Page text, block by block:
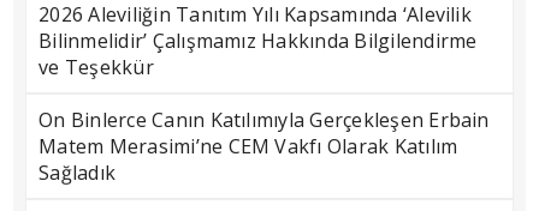
2026 Aleviliğin Tanıtım Yılı Kapsamında ‘Alevilik
Bilinmelidir’ Çalışmamız Hakkında Bilgilendirme
ve Teşekkür
On Binlerce Canın Katılımıyla Gerçekleşen Erbain
Matem Merasimi’ne CEM Vakfı Olarak Katılım
Sağladık